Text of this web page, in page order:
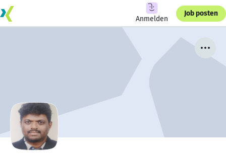
Anmelden
Job posten